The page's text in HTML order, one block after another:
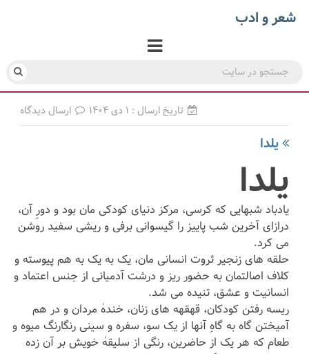
شعر و ادب
تاریخ ارسال : ۱ دی ۱۴۰۴ ارسال دیدگاه
یلدا
یلدا
یادباد شبهایی که کرسی، مرکز دنیای کودکی مان بود و دورِ آن،
درازای آخرین شب پاییز را گیسوانی برفی و ریشی سفید روشن
می کرد.
حلقه های زنجیر ثروت انسانی مان، یک به یک به هم پیوسته و
کلاف اصالتمان به حضور ریز و درشت آدمیانی از جنس اعتماد و
انسانیت و عشق، تنیده می شد.
ریسه رفتن کودکان، قهقهه های زنان، خندهٰ مردان و در هم
آمیختن گاه به گاهِ آنها از یک سو، سفره و سینی رنگارنگ میوه و
طعام که هر یک از حاضرین، رنگی از سلیقهٰ خویش بر آن زده